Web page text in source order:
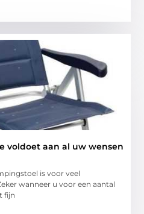
voldoet aan al uw wensen
is voor veel
wanneer u voor een aantal
fijn